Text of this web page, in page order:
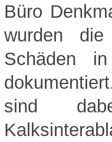
Büro
wurden die
Schäden
sind